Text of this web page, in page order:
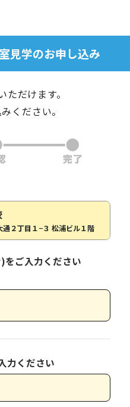
見学のお申し込み
ただけます。
ください。
２丁目１−３ 松浦ビル１階
をご入力ください
力ください